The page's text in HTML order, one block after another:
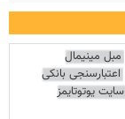
مبل مینیمال
اعتبارسنجی بانکی
سایت یوتوتایمز